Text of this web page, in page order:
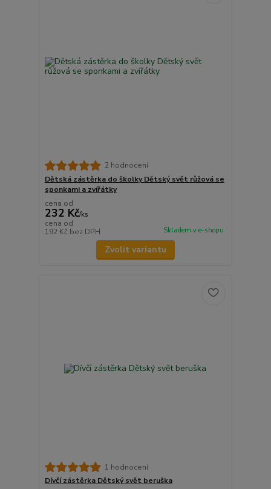
2 hodnocení
Dětská zástěrka do školky Dětský svět růžová se
sponkami a zvířátky
cena od
232 Kč/ks
cena od
192 Kč bez DPH Skladem v e-shopu
Zvolit variantu
1 hodnocení
Dívčí zástěrka Dětský svět beruška